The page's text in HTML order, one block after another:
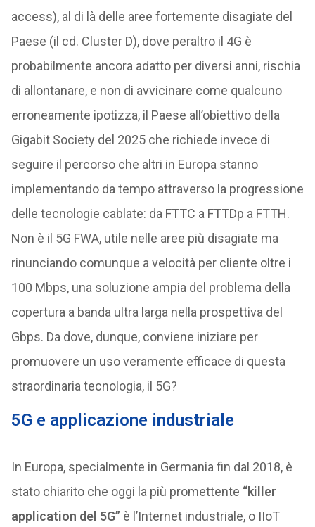
access), al di là delle aree fortemente disagiate del
Paese (il cd. Cluster D), dove peraltro il 4G è
probabilmente ancora adatto per diversi anni, rischia
di allontanare, e non di avvicinare come qualcuno
erroneamente ipotizza, il Paese all’obiettivo della
Gigabit Society del 2025 che richiede invece di
seguire il percorso che altri in Europa stanno
implementando da tempo attraverso la progressione
delle tecnologie cablate: da FTTC a FTTDp a FTTH.
Non è il 5G FWA, utile nelle aree più disagiate ma
rinunciando comunque a velocità per cliente oltre i
100 Mbps, una soluzione ampia del problema della
copertura a banda ultra larga nella prospettiva del
Gbps. Da dove, dunque, conviene iniziare per
promuovere un uso veramente efficace di questa
straordinaria tecnologia, il 5G?
5G e applicazione industriale
In Europa, specialmente in Germania fin dal 2018, è
stato chiarito che oggi la più promettente “killer
application del 5G” è l’Internet industriale, o IIoT